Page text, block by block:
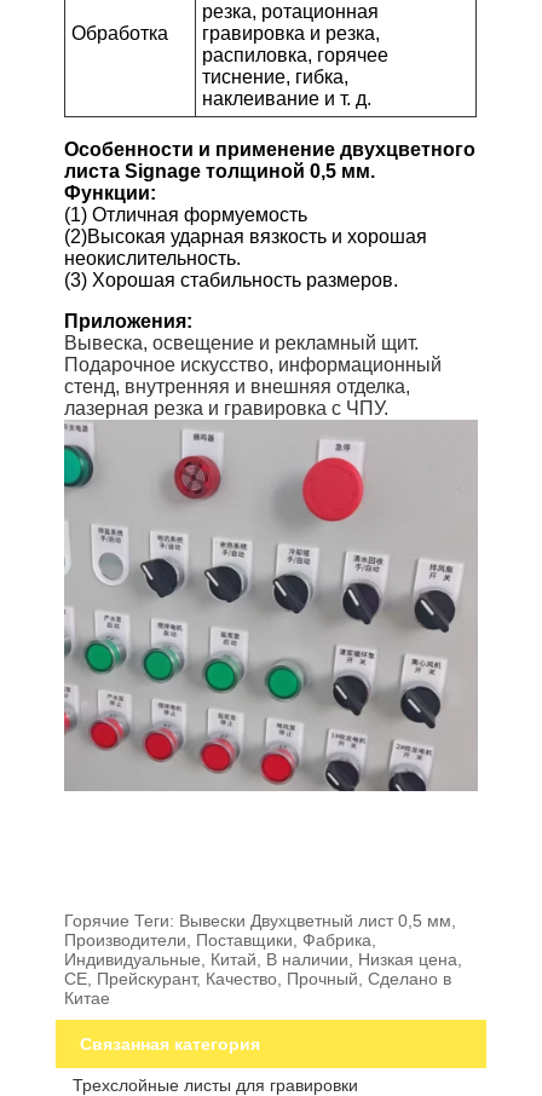
Обработка
резка, ротационная
гравировка и резка,
распиловка, горячее
тиснение, гибка,
наклеивание и т. д.
Особенности и применение двухцветного
листа Signage толщиной 0,5 мм.
Функции:
(1) Отличная формуемость
(2)Высокая ударная вязкость и хорошая
неокислительность.
(3) Хорошая стабильность размеров.
Приложения:
Вывеска, освещение и рекламный щит.
Подарочное искусство, информационный
стенд, внутренняя и внешняя отделка,
лазерная резка и гравировка с ЧПУ.
Горячие Теги: Вывески Двухцветный лист 0,5 мм,
Производители, Поставщики, Фабрика,
Индивидуальные, Китай, В наличии, Низкая цена,
CE, Прейскурант, Качество, Прочный, Сделано в
Китае
Связанная категория
Трехслойные листы для гравировки